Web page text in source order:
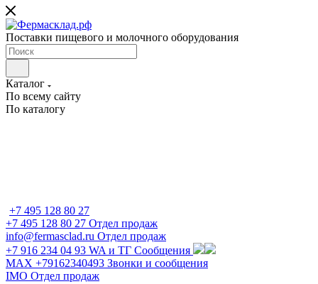
Поставки пищевого и молочного оборудования
Каталог
По всему сайту
По каталогу
+7 495 128 80 27
+7 495 128 80 27 Отдел продаж
info@fermasclad.ru Отдел продаж
+7 916 234 04 93 WA и ТГ Сообщения
MAX +79162340493 Звонки и сообщения
IMO Отдел продаж